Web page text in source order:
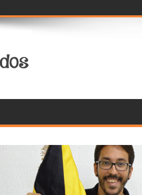
e inova na seleção de jurados para o Rio Carnava